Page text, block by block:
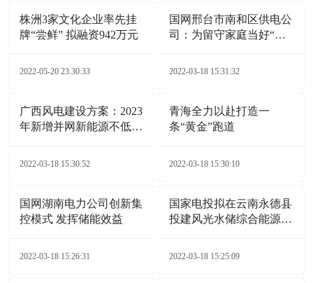
株洲3家文化企业率先挂
牌“尝鲜” 拟融资942万元
2022-05-20 23:30:33
国网邢台市南和区供电公
司：为留守家庭当好“电
2022-03-18 15:31:32
广西风电建设方案：2023
年新增并网新能源不低于
2022-03-18 15:30:52
青海全力以赴打造一
条“黄金”跑道
2022-03-18 15:30:10
国网湖南电力公司创新集
控模式 发挥储能效益
2022-03-18 15:26:31
国家电投拟在云南永德县
投建风光水储综合能源电
2022-03-18 15:25:09